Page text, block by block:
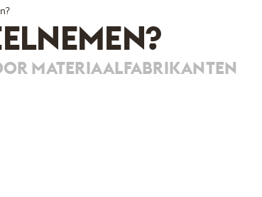
MATERIAALFABRIKANTEN